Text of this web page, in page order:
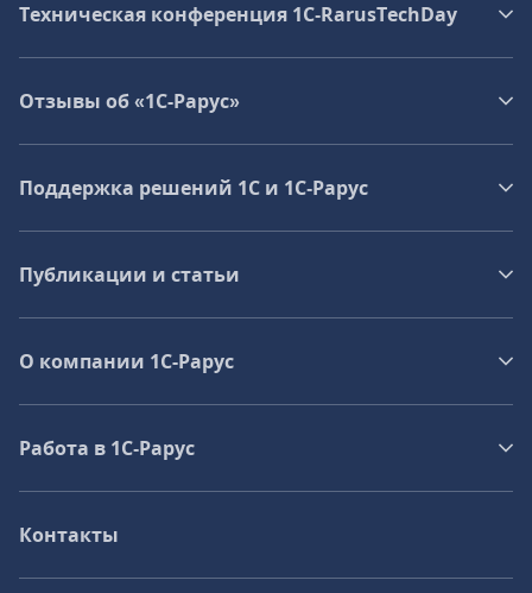
Техническая конференция 1C‑RarusTechDay
Отзывы об «1С-Рарус»
Поддержка решений 1С и 1С‑Рарус
Публикации и статьи
О компании 1C-Рарус
Работа в 1С‑Рарус
Контакты